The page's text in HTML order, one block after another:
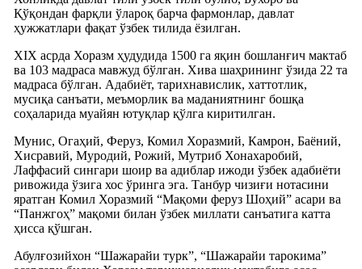
Қўқондан фарқли ўлароқ барча фармонлар, давлат
ҳужжатлари фақат ўзбек тилида ёзилган.
XIX асрда Хоразм ҳудудида 1500 га яқин бошланғич мактаб
ва 103 мадраса мавжуд бўлган. Хива шаҳрининг ўзида 22 та
мадраса бўлган. Адабиёт, тарихнавислик, хаттотлик,
мусиқа санъати, меъморлик ва маданиятнинг бошқа
соҳаларида муайян ютуқлар қўлга киритилган.
Мунис, Огаҳий, Феруз, Комил Хоразмий, Камрон, Баёний,
Хисравий, Муродий, Рожий, Мутриб Хонахаробий,
Лаффасий сингари шоир ва адиблар ижоди ўзбек адабиёти
ривожида ўзига хос ўринга эга. Танбур чизиғи нотасини
яратган Комил Хоразмий “Мақоми феруз Шоҳий” асари ва
“Панжгоҳ” мақоми билан ўзбек миллати санъатига катта
ҳисса қўшган.
Абулғозийхон “Шажарайи турк”, “Шажарайи тарокима”